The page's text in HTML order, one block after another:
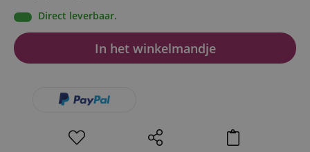
Direct leverbaar.
In het winkelmandje